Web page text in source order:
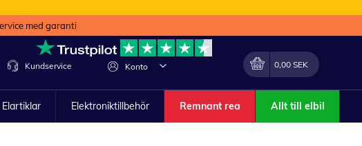
med garanti
Konto Förändra
Min kundvagn
0,00 SEK
Kundservice
Elartiklar Elektroniktillbehör Remnant rea Allt till elbil